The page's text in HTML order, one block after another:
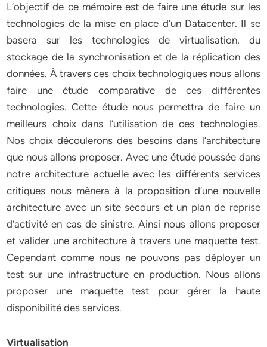
L’objectif de ce mémoire est de faire une étude sur les
technologies de la mise en place d’un Datacenter. Il se
basera sur les technologies de virtualisation, du
stockage de la synchronisation et de la réplication des
données. À travers ces choix technologiques nous allons
faire une étude comparative de ces différentes
technologies. Cette étude nous permettra de faire un
meilleurs choix dans l’utilisation de ces technologies.
Nos choix découlerons des besoins dans l’architecture
que nous allons proposer. Avec une étude poussée dans
notre architecture actuelle avec les différents services
critiques nous mènera à la proposition d’une nouvelle
architecture avec un site secours et un plan de reprise
d’activité en cas de sinistre. Ainsi nous allons proposer
et valider une architecture à travers une maquette test.
Cependant comme nous ne pouvons pas déployer un
test sur une infrastructure en production. Nous allons
proposer une maquette test pour gérer la haute
disponibilité des services.
Virtualisation